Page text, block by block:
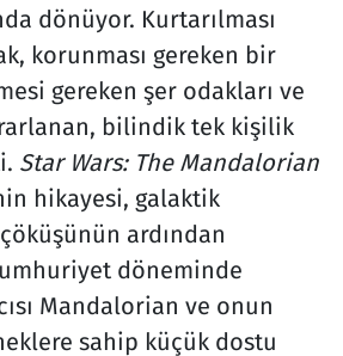
dönüyor. Kurtarılması
korunması gereken bir
gereken şer odakları ve
bilindik tek kişilik
Star Wars: The Mandalorian
hikayesi, galaktik
ardından
döneminde
Mandalorian ve onun
sahip küçük dostu